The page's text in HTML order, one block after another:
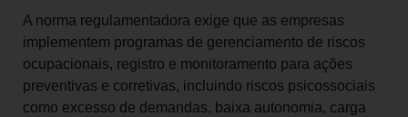
A norma regulamentadora exige que as empresas
implementem programas de gerenciamento de riscos
ocupacionais, registro e monitoramento para ações
preventivas e corretivas, incluindo riscos psicossociais
como excesso de demandas, baixa autonomia, carga